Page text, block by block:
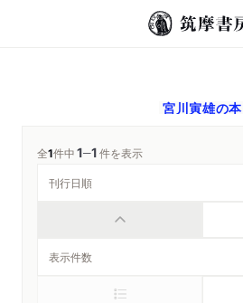
宮川寅雄の本
全1件中1─1件を表示